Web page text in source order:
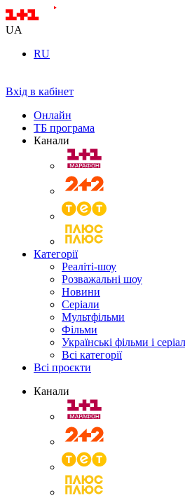
UA
RU
Вхід в кабінет
Онлайн
ТБ програма
Канали
Категорії
Реаліті-шоу
Розважальні шоу
Новини
Серіали
Мультфільми
Фільми
Українські фільми і
Всі категорії
Всі проєкти
Канали